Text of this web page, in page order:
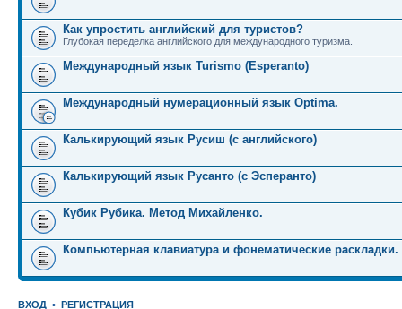
Как упростить английский для туристов?
Глубокая переделка английского для международного туризма.
Международный язык Turismo (Esperanto)
Международный нумерационный язык Optima.
Калькирующий язык Русиш (с английского)
Калькирующий язык Русанто (с Эсперанто)
Кубик Рубика. Метод Михайленко.
Компьютерная клавиатура и фонематические раскладки.
ВХОД • РЕГИСТРАЦИЯ